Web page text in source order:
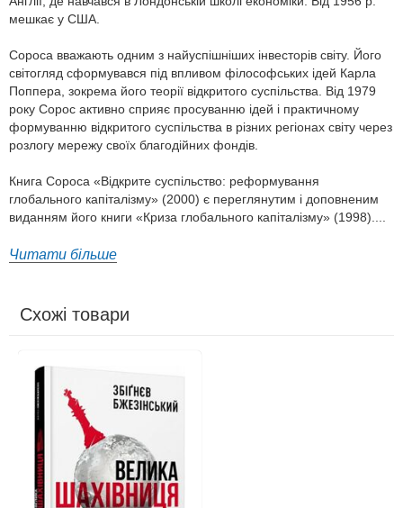
мешкає у США.
Сороса вважають одним з найуспішніших інвесторів світу. Його
світогляд сформувався під впливом філософських ідей Карла
Поппера, зокрема його теорії відкритого суспільства. Від 1979
року Сорос активно сприяє просуванню ідей і практичному
формуванню відкритого суспільства в різних регіонах світу через
розлогу мережу своїх благодійних фондів.
Книга Сороса «Відкрите суспільство: реформування
глобального капіталізму» (2000) є переглянутим і доповненим
виданням його книги «Криза глобального капіталізму» (1998)....
Читати більше
Схожі товари